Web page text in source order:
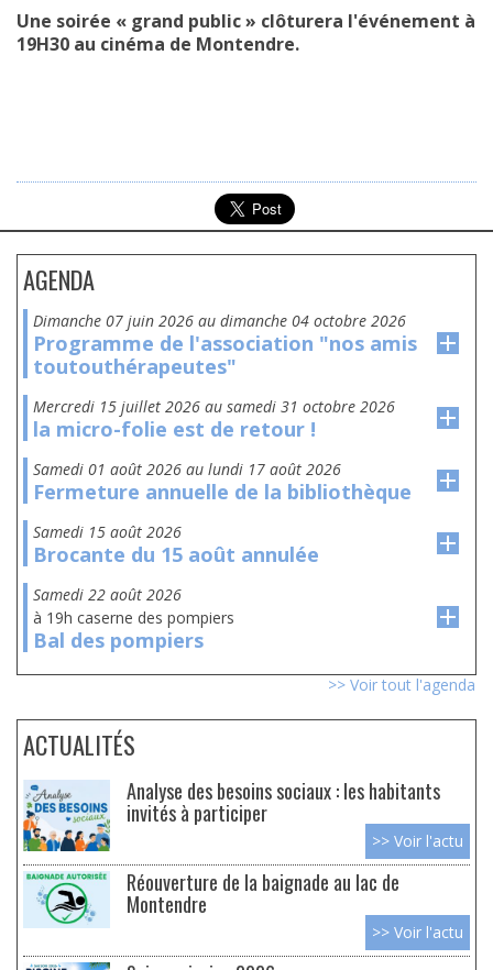
Une soirée « grand public » clôturera l'événement à
19H30 au cinéma de Montendre.
AGENDA
dimanche 07 juin 2026 au dimanche 04 octobre 2026
Programme de l'association "nos amis
toutouthérapeutes"
mercredi 15 juillet 2026 au samedi 31 octobre 2026
la micro-folie est de retour !
samedi 01 août 2026 au lundi 17 août 2026
Fermeture annuelle de la bibliothèque
samedi 15 août 2026
Brocante du 15 août annulée
samedi 22 août 2026
à 19h caserne des pompiers
Bal des pompiers
>> Voir tout l'agenda
ACTUALITÉS
Analyse des besoins sociaux : les habitants
invités à participer
>> Voir l'actu
Réouverture de la baignade au lac de
Montendre
>> Voir l'actu